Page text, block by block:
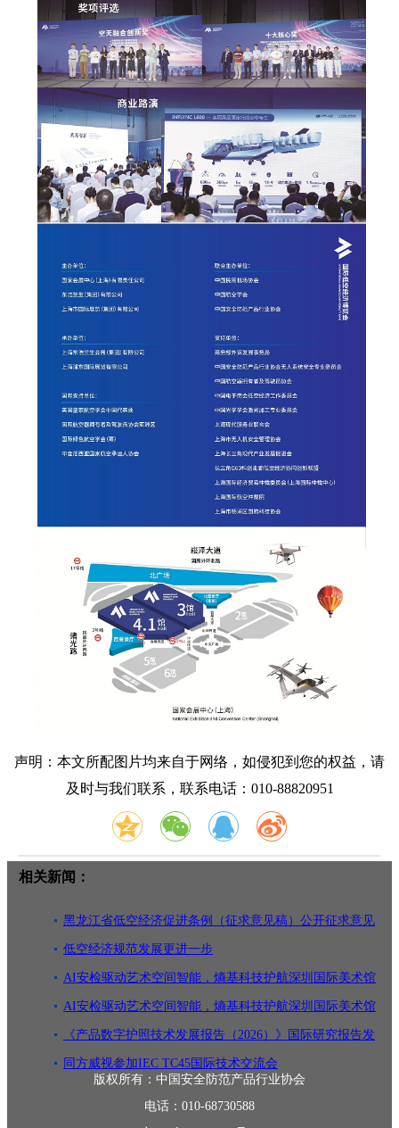
声明：本文所配图片均来自于网络，如侵犯到您的权益，请
及时与我们联系，联系电话：010-88820951
相关新闻：
黑龙江省低空经济促进条例（征求意见稿）公开征求意见
低空经济规范发展更进一步
AI安检驱动艺术空间智能，熵基科技护航深圳国际美术馆
AI安检驱动艺术空间智能，熵基科技护航深圳国际美术馆
《产品数字护照技术发展报告（2026）》国际研究报告发
布
同方威视参加IEC TC45国际技术交流会
版权所有：中国安全防范产品行业协会
电话：010-68730588